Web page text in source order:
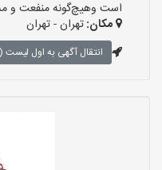
است وهیچ‌گونه منفعت و
مکان:تهران - تهران
انتقال آگهی به اول لیست